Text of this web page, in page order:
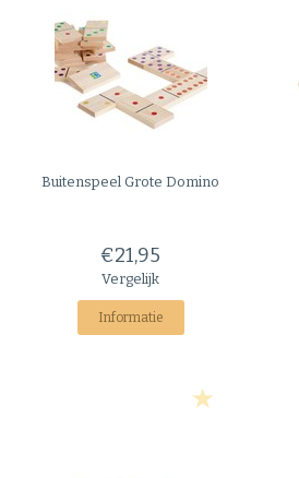
Buitenspeel Grote Domino
€21,95
Vergelijk
Informatie